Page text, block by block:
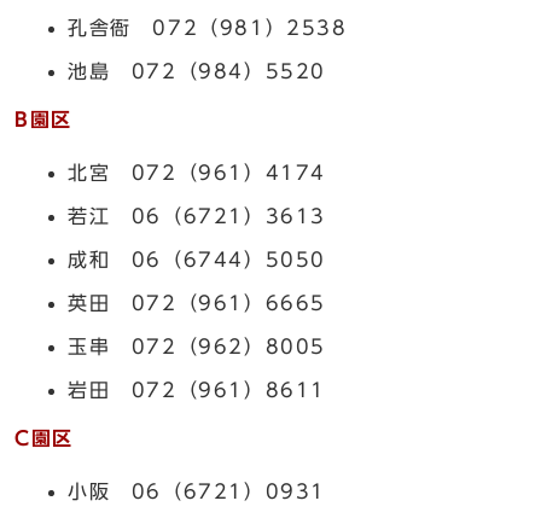
孔舎衙 072（981）2538
池島 072（984）5520
B園区
北宮 072（961）4174
若江 06（6721）3613
成和 06（6744）5050
英田 072（961）6665
玉串 072（962）8005
岩田 072（961）8611
C園区
小阪 06（6721）0931